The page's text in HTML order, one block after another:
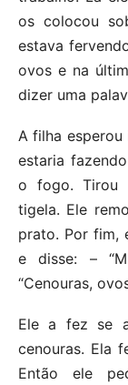
os colocou
estava
ovos e na
dizer uma
A filha esperou
estaria
o fogo. Tirou
tigela. Ele
prato. Por fim,
e disse: –
“Cenouras,
Ele a fez se
cenouras. Ela
Então ele